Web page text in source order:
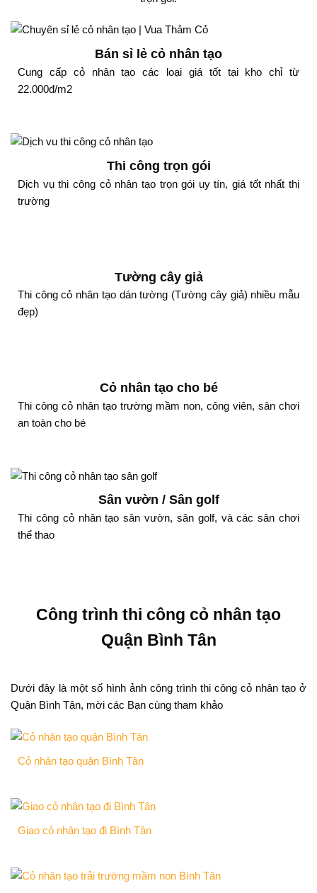
Bán sỉ lẻ cỏ nhân tạo
Cung cấp cỏ nhân tạo các loại giá tốt tại kho chỉ từ
22.000đ/m2
Thi công trọn gói
Dịch vụ thi công cỏ nhân tạo trọn gói uy tín, giá tốt nhất thị
trường
Tường cây giả
Thi công cỏ nhân tạo dán tường (Tường cây giả) nhiều mẫu
đẹp)
Cỏ nhân tạo cho bé
Thi công cỏ nhân tạo trường mầm non, công viên, sân chơi
an toàn cho bé
Sân vườn / Sân golf
Thi công cỏ nhân tạo sân vườn, sân golf, và các sân chơi
thể thao
Công trình thi công cỏ nhân tạo
Quận Bình Tân
Dưới đây là một số hình ảnh công trình thi công cỏ nhân tạo ở
Quận Bình Tân, mời các Bạn cùng tham khảo
Cỏ nhân tạo quận Bình Tân
Giao cỏ nhân tạo đi Bình Tân